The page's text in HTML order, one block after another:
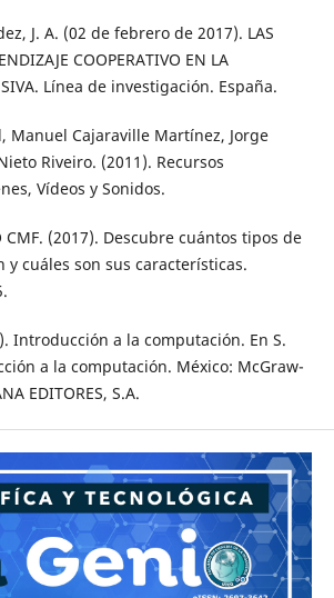
J. A. (02 de febrero de 2017). LAS
COOPERATIVO EN LA
Línea de investigación. España.
Manuel Cajaraville Martínez, Jorge
Riveiro. (2011). Recursos
Vídeos y Sonidos.
CMF. (2017). Descubre cuántos tipos de
y cuáles son sus características.
Introducción a la computación. En S.
a la computación. México: McGraw-
EDITORES, S.A.